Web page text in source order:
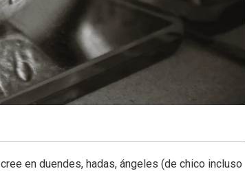
en duendes, hadas, ángeles (de chico incluso